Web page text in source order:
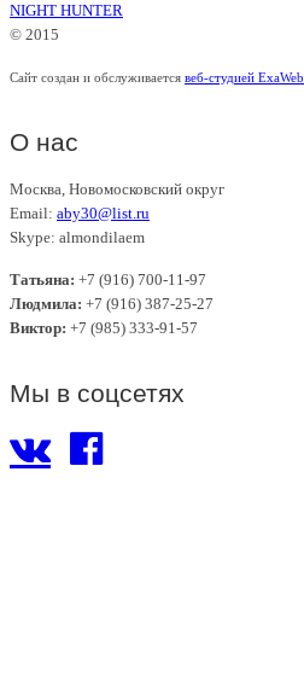
NIGHT HUNTER
© 2015
Сайт создан и обслуживается веб-студией ExaWeb
О нас
Москва, Новомосковский округ
Email: aby30@list.ru
Skype: almondilaem
Татьяна: +7 (916) 700-11-97
Людмила: +7 (916) 387-25-27
Виктор: +7 (985) 333-91-57
Мы в соцсетях